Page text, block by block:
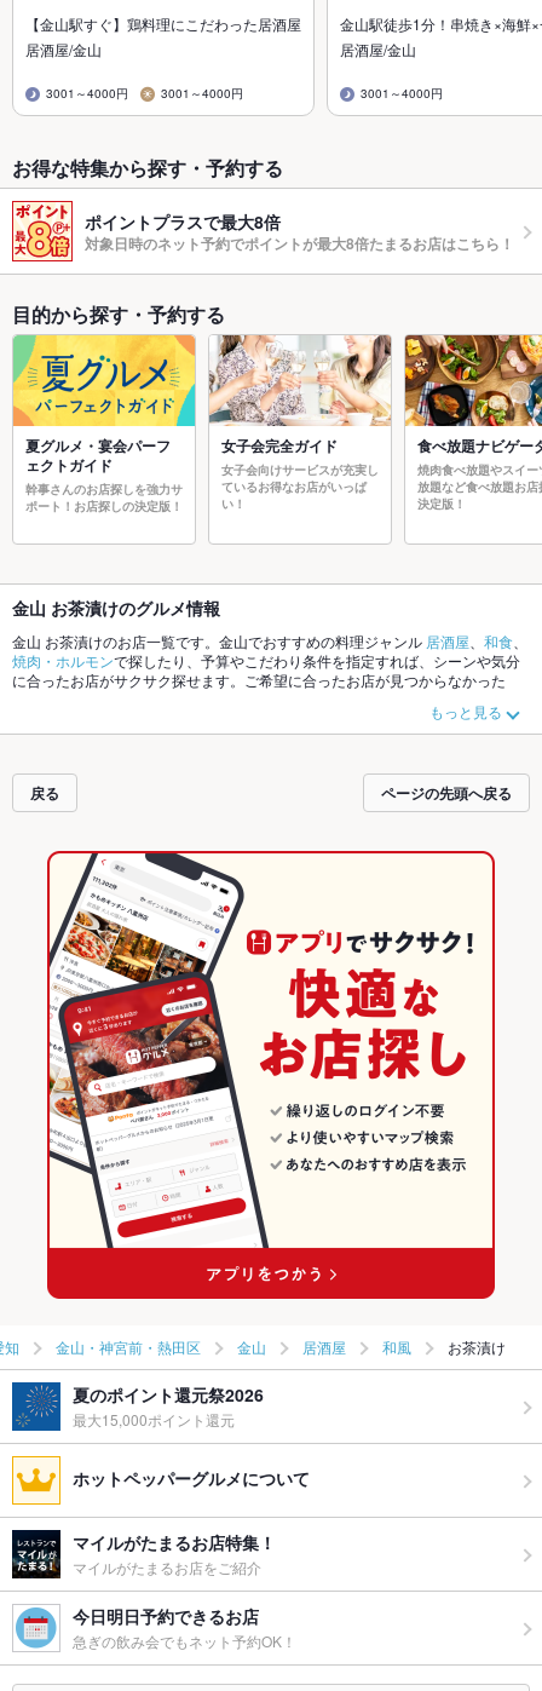
【金山駅すぐ】鶏料理にこだわった居酒屋
居酒屋/金山
3001～4000円 3001～4000円
金山駅徒歩1分！串焼き×海鮮
居酒屋/金山
3001～4000円
お得な特集から探す・予約する
ポイントプラスで最大8倍
対象日時のネット予約でポイントが最大8倍たまるお店はこちら！
目的から探す・予約する
夏グルメ・宴会パーフ
ェクトガイド
幹事さんのお店探しを強力サ
ポート！お店探しの決定版！
女子会完全ガイド
女子会向けサービスが充実し
ているお得なお店がいっぱ
い！
食べ放題ナビゲー
焼肉食べ放題やスイー
放題など食べ放題お店
決定版！
金山 お茶漬けのグルメ情報
金山 お茶漬けのお店一覧です。金山でおすすめの料理ジャンル 居酒屋 和食
焼肉・ホルモンで探したり、予算やこだわり条件を指定すれば、シーンや気分
に合ったお店がサクサク探せます。ご希望に合ったお店が見つからなかった
ットペッパーグルメなら、お得なクーポンはもちろん、こだわりメニューから
あげ、手羽先、串かつや季節のおすすめ料理など、お店の最新情報をご紹介し
す。友達どうしの飲み会にも、会社の宴会にも、デートやパーティーにもお得
に便利にホットペッパーグルメをご利用ください。
もっと見る
戻る ページの先頭へ戻る
知 金山・神宮前・熱田区 金山 居酒屋 和風 お茶漬け
夏のポイント還元祭2026
最大15,000ポイント還元
ホットペッパーグルメについて
マイルがたまるお店特集！
マイルがたまるお店をご紹介
今日明日予約できるお店
急ぎの飲み会でもネット予約OK！